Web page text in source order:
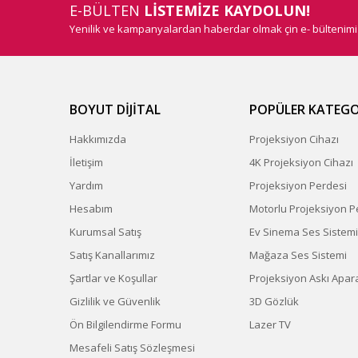
E-BÜLTEN LİSTEMİZE KAYDOLUN!
Yenilik ve kampanyalardan haberdar olmak çin e-
BOYUT DİJİTAL
Hakkımızda
İletişim
Yardım
Hesabım
Kurumsal Satış
Satış Kanallarımız
Şartlar ve Koşullar
Gizlilik ve Güvenlik
Ön Bilgilendirme Formu
Mesafeli Satış Sözleşmesi
POPÜLER
Projeksiyon Cihazı
4K Projeksiyon Cihazı
Projeksiyon Perdesi
Motorlu Projeksiyon
Ev Sinema Ses Sistemi
Mağaza Ses Sistemi
Projeksiyon Askı
3D Gözlük
Lazer TV